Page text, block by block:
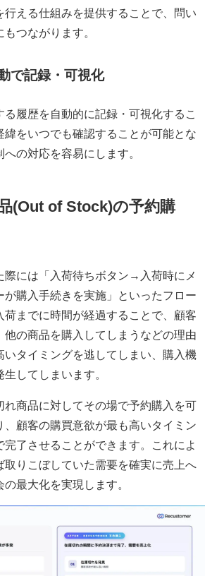
行える仕組みを提供することで、問い
つながります。
で記録・可視化
履歴を自動的に記録・可視化するこ
緯をいつでも確認することが可能とな
の対応を容易にします。
(Out of Stock)の予約購
際には「入荷待ちボタン→入荷時にメ
購入手続きを実施」といったフロー
荷までに時間が経過することで、顧客
他の商品を購入してしまうなどの理由
いタイミングを逃してしまい、購入機
してしまいます。
れ商品に対してその場で予約購入を可
、顧客の購買意欲が最も高いタイミン
完了させることができます。これによ
取りこぼしていた需要を確実に売上へ
最大化を実現します。